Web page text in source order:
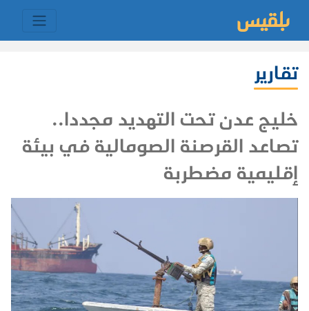
تقارير
خليج عدن تحت التهديد مجددا..
تصاعد القرصنة الصومالية في بيئة
إقليمية مضطربة